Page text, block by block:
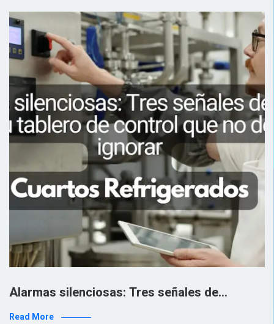
Alarmas silenciosas: Tres señales de…
Read More